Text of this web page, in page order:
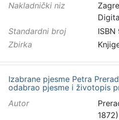
Nakladnički niz
Standardni broj
Zbirka
Izabrane pjesme Petra
odabrao pjesme i životopis
Autor
1872)